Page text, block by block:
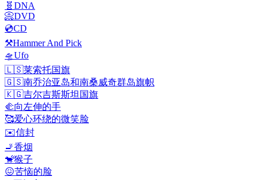
🧬 DNA
📀DVD
💿CD
⚒️Hammer And Pick
🛸Ufo
🇱🇸莱索托国旗
🇬🇸南乔治亚岛和南桑威奇群岛旗帜
🇰🇬吉尔吉斯斯坦国旗
🫲向左伸的手
🥰爱心环绕的微笑脸
✉️信封
🚬香烟
🐒猴子
😖苦恼的脸